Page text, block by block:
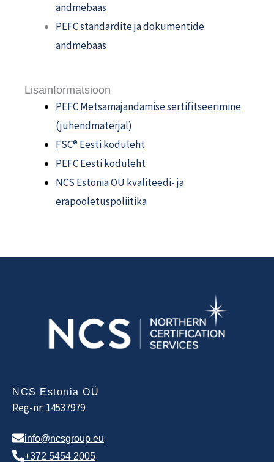
andmebaas
PEFC standardite ja dokumentide
andmebaas
Lisainformatsioon
PEFC Metsamajandamise sertifitseerimine
(juhendmaterjal)
FSC® Eesti koduleht
PEFC Eesti koduleht
NCS Estonia OÜ kvaliteedi- ja
erapooletuspoliitika
NCS Estonia OÜ
Reg-nr: 14537979
info@ncsgroup.eu
+372 5454 2005